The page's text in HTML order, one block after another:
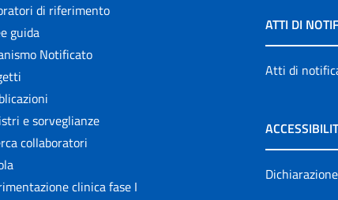
di riferimento
guida
Notificato
e sorveglianze
collaboratori
clinica fase I
ATTI DI
Atti di